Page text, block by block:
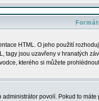
HTML. O jeho použití
tagy jsou uzavřeny v hranatých
kterého si můžete
administrátor povolí. Pokud to